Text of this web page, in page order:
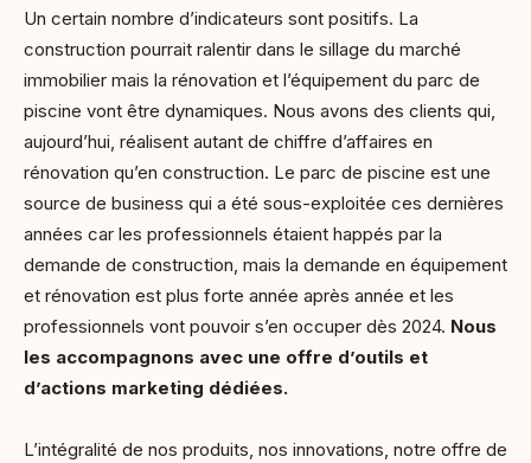
Un certain nombre d’indicateurs sont positifs. La
construction pourrait ralentir dans le sillage du marché
immobilier mais la rénovation et l’équipement du parc de
piscine vont être dynamiques. Nous avons des clients qui,
aujourd’hui, réalisent autant de chiffre d’affaires en
rénovation qu’en construction. Le parc de piscine est une
source de business qui a été sous-exploitée ces dernières
années car les professionnels étaient happés par la
demande de construction, mais la demande en équipement
et rénovation est plus forte année après année et les
professionnels vont pouvoir s’en occuper dès 2024. Nous
les accompagnons avec une offre d’outils et
d’actions marketing dédiées.
L’intégralité de nos produits, nos innovations, notre offre de